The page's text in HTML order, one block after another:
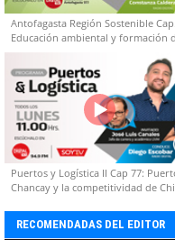
Antofagasta Región Sostenible
Educación ambiental y formación
capacidades técnicas
Puertos y Logística II Cap 77:
Chancay y la competitividad de
RECOMENDADAS DEL EDITOR